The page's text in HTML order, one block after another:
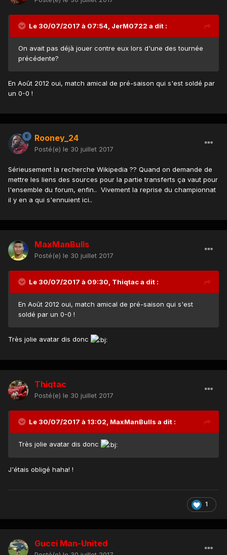
Le 30/07/2017 à 07:54, JerM0722 a dit :
On avait pas déjà jouer contre eux lors d'une des tournée
précédente?
En Août 2012 oui, match amical de pré-saison qui s'est soldé par
un 0-0 !
Rooney_24
Posté(e) le 30 juillet 2017
Sérieusement la recherche Wikipedia ?? Quand on demande de
mettre les liens des sources pour la partie transferts ça vaut pour
l'ensemble du forum, enfin.. Vivement la reprise du championnat
il y en a qui s'ennuient ici..
MaxManBulls
Posté(e) le 30 juillet 2017
Le 30/07/2017 à 09:30, Thiqtaca dit :
En Août 2012 oui, match amical de pré-saison qui s'est
soldé par un 0-0 !
Très jolie avatar dis donc
Thiqtac
Posté(e) le 30 juillet 2017
Le 30/07/2017 à 13:02, MaxManBulls a dit :
Très jolie avatar dis donc
J'étais obligé haha! !
1
Gucci Man-United